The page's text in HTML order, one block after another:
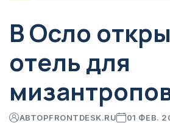
В Осло
отель для
АВТОРFRONTDESK.RU 01 ФЕВ.